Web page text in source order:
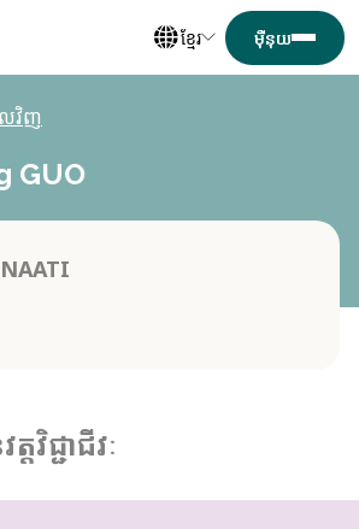
ខ្មែរ
វិញ
GUO
NAATI
វិជ្ជាជីវៈ